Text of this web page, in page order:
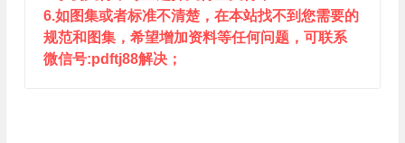
6.如图集或者标准不清楚，在本站找不到您需要的
规范和图集，希望增加资料等任何问题，可联系
微信号:pdftj88解决；